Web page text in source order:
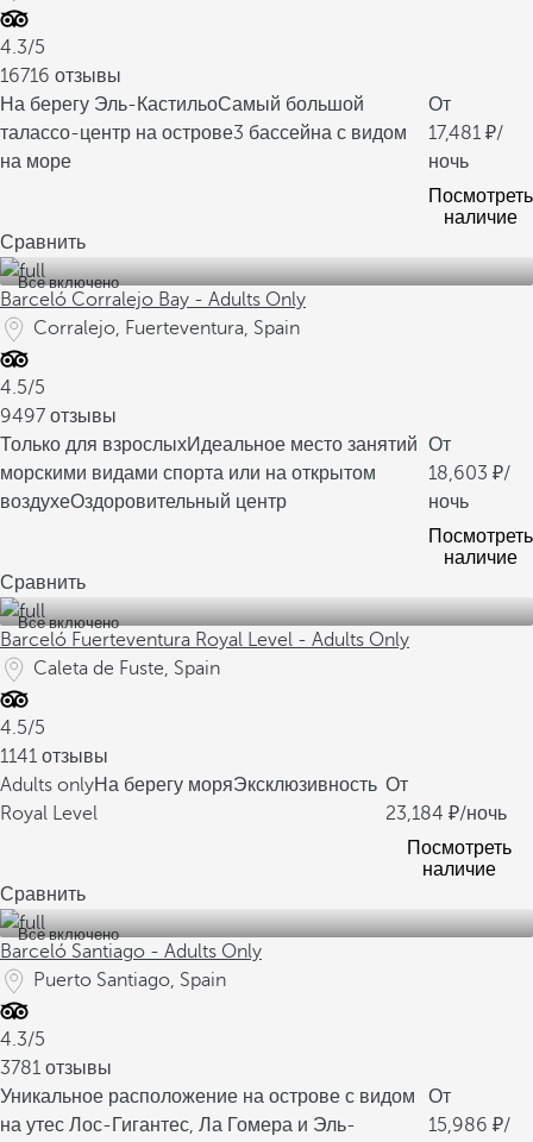
4.3/5
16716 отзывы
На берегу Эль-КастильоСамый большой
талассо-центр на острове3 бассейна с видом
на море
От
17,481
/
ночь
Посмотреть
наличие
Сравнить
Все включено
Barceló Corralejo Bay - Adults Only
Corralejo, Fuerteventura, Spain
4.5/5
9497 отзывы
Только для взрослыхИдеальное место занятий
морскими видами спорта или на открытом
воздухеОздоровительный центр
От
18,603
/
ночь
Посмотреть
наличие
Сравнить
Все включено
Barceló Fuerteventura Royal Level - Adults Only
Caleta de Fuste, Spain
4.5/5
1141 отзывы
Adults onlyНа берегу моряЭксклюзивность
Royal Level
От
23,184
/ночь
Посмотреть
наличие
Сравнить
Все включено
Barceló Santiago - Adults Only
Puerto Santiago, Spain
4.3/5
3781 отзывы
Уникальное расположение на острове с видом
на утес Лос-Гигантес, Ла Гомера и Эль-
От
15,986
/